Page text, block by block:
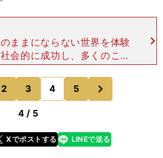
ままにならない世界を体験
会的に成功し、多くのこと
ゴルフじゃあ、ティーショ
っ直ぐ飛ばせず、思うよう
ない。そ
のページへ
2 3 4 5
のページへ
4 / 5
Xでポストする
line LINEで送る